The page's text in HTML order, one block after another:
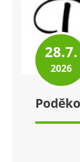
28.7.
2026